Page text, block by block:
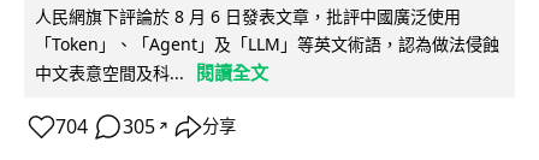
人民網旗下評論於 8 月 6 日發表文章，批評中國廣泛使用
「Token」、「Agent」及「LLM」等英文術語，認為做法侵蝕
中文表意空間及科...
閱讀全文
704 305 ↗ 分享